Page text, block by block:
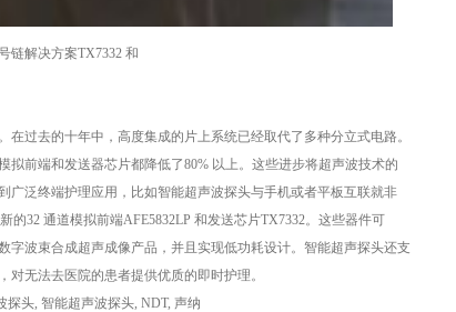
链解决方案TX7332 和
在过去的十年中，高度集成的片上系统已经取代了多种分立式电路。
拟前端和发送器芯片都降低了80% 以上。这些进步将超声波技术的
广泛终端护理应用，比如智能超声波探头与手机或者平板互联就非
的32 通道模拟前端AFE5832LP 和发送芯片TX7332。这些器件可
字波束合成超声成像产品，并且实现低功耗设计。智能超声探头还支
无法去医院的患者提供优质的即时护理。
探头, 智能超声波探头, NDT, 声纳